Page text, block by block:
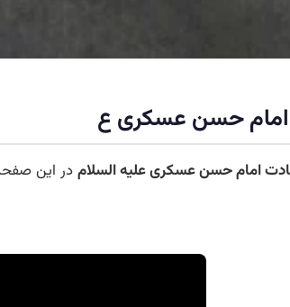
امام حسن عسکری ع
امام حسن عسکری علیه السلامدر این